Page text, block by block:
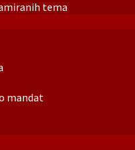
tema
mandat